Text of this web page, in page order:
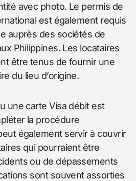
avec photo. Le permis de
est également requis
auprès des sociétés de
Philippines. Les locataires
être tenus de fournir une
du lieu d’origine.
une carte Visa débit est
la procédure
également servir à couvrir
qui pourraient être
ou de dépassements
sont souvent assorties